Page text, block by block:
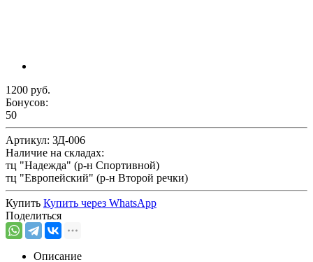
1200 руб.
Бонусов:
50
Артикул: ЗД-006
Наличие на складах:
тц "Надежда" (р-н Спортивной)
тц "Европейский" (р-н Второй речки)
Купить Купить через WhatsApp
Поделиться
Описание